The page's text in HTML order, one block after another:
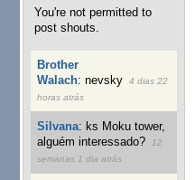
You're not permitted to
post shouts.
Brother
Walach:nevsky
4 dias 22
horas atrás
Silvana: ks Moku tower,
alguém interessado?
12
semanas 1 dia atrás